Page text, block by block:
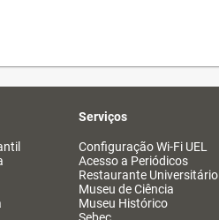
Serviços
Configuração Wi-Fi UEL
Acesso a Periódicos
Restaurante Universitário
Museu de Ciência
Museu Histórico